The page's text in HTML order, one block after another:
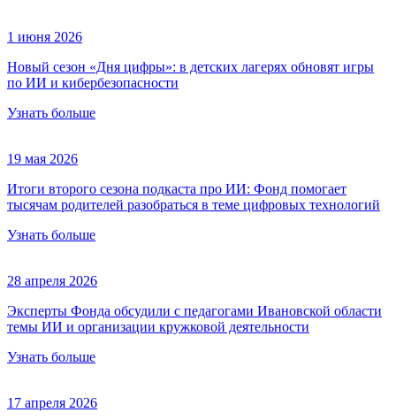
1 июня 2026
Новый сезон «Дня цифры»: в детских лагерях обновят игры
по ИИ и кибербезопасности
Узнать больше
19 мая 2026
Итоги второго сезона подкаста про ИИ: Фонд помогает
тысячам родителей разобраться в теме цифровых технологий
Узнать больше
28 апреля 2026
Эксперты Фонда обсудили с педагогами Ивановской области
темы ИИ и организации кружковой деятельности
Узнать больше
17 апреля 2026